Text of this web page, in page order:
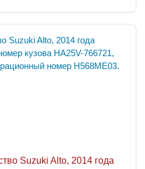
Suzuki Alto, 2014 года